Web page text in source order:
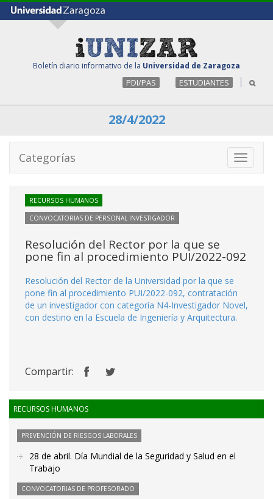
Boletín diario informativo de la Universidad de Zaragoza
PDI/PAS ESTUDIANTES
28/4/2022
Toggle
Categorías
RECURSOS HUMANOS
CONVOCATORIAS DE PERSONAL INVESTIGADOR
Resolución del Rector por la que se
pone fin al procedimiento PUI/2022-092
Resolución del Rector de la Universidad por la que se
pone fin al procedimiento PUI/2022-092, contratación
de un investigador con categoría N4-Investigador Novel,
con destino en la Escuela de Ingeniería y Arquitectura.
Compartir:
RECURSOS HUMANOS
PREVENCIÓN DE RIESGOS LABORALES
28 de abril. Día Mundial de la Seguridad y Salud en el
Trabajo
CONVOCATORIAS DE PROFESORADO